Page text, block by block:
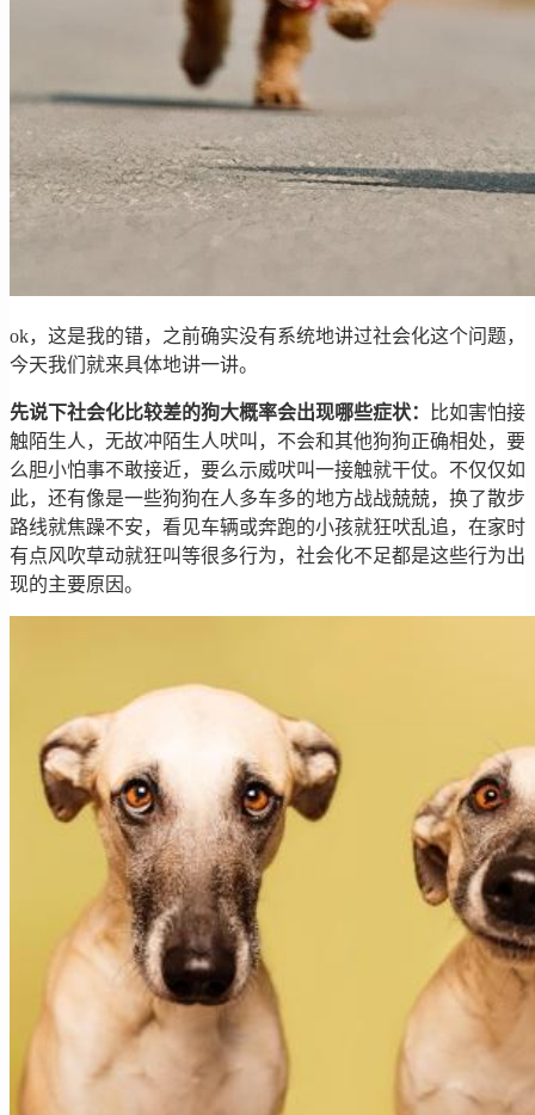
ok，这是我的错，之前确实没有系统地讲过社会化这个问题，
今天我们就来具体地讲一讲。
先说下社会化比较差的狗大概率会出现哪些症状：
比如害怕接
触陌生人，无故冲陌生人吠叫，不会和其他狗狗正确相处，要
么胆小怕事不敢接近，要么示威吠叫一接触就干仗。不仅仅如
此，还有像是一些狗狗在人多车多的地方战战兢兢，换了散步
路线就焦躁不安，看见车辆或奔跑的小孩就狂吠乱追，在家时
有点风吹草动就狂叫等很多行为，社会化不足都是这些行为出
现的主要原因。